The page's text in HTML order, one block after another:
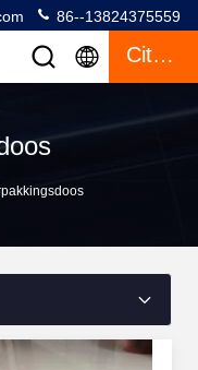
86--13824375559
Citaat